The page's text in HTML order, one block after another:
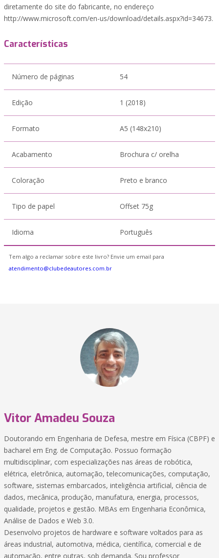
diretamente do site do fabricante, no endereço
http://www.microsoft.com/en-us/download/details.aspx?id=34673.
Características
Número de páginas 54
Edição 1 (2018)
Formato A5 (148x210)
Acabamento Brochura c/ orelha
Coloração Preto e branco
Tipo de papel Offset 75g
Idioma Português
Tem algo a reclamar sobre este livro? Envie um email para
atendimento@clubedeautores.com.br
Vitor Amadeu Souza
Doutorando em Engenharia de Defesa, mestre em Física (CBPF) e
bacharel em Eng. de Computação. Possuo formação
multidisciplinar, com especializações nas áreas de robótica,
elétrica, eletrônica, automação, telecomunicações, computação,
software, sistemas embarcados, inteligência artificial, ciência de
dados, mecânica, produção, manufatura, energia, processos,
qualidade, projetos e gestão. MBAs em Engenharia Econômica,
Análise de Dados e Web 3.0.
Desenvolvo projetos de hardware e software voltados para as
áreas industrial, automotiva, médica, científica, comercial e de
automação, entre outras, sob demanda. Sou professor